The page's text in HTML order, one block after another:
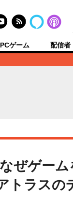
PCゲーム 配信者
ぜゲー
ラスの